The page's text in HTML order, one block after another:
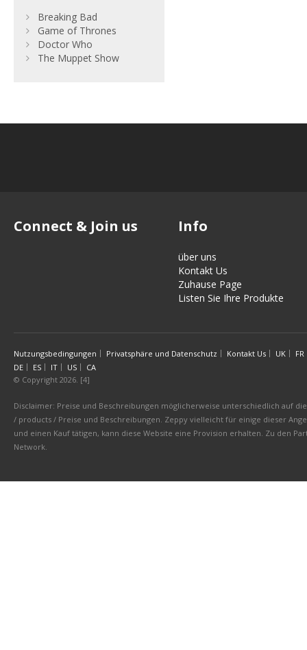
Breaking Bad
Game of Thrones
Doctor Who
The Muppet Show
Connect & Join us Info
über uns
Kontakt Us
Zuhause Page
Listen Sie Ihre Produkte
Nutzungsbedingungen Privatsphäre und Datenschutz Kontakt Us UK
FR
DE
ES IT US
CA
© Copyright 2026. [4]
Disclaimer: Preise und Beschreibungen möglicherweise unterschiedlich auf
/ products / Preise und Beschreibungen. Zeppy vielleicht für einige dieser
und einen Kauf tätigen, kann diese Website eine Provision erhalten. Zu den
Network.